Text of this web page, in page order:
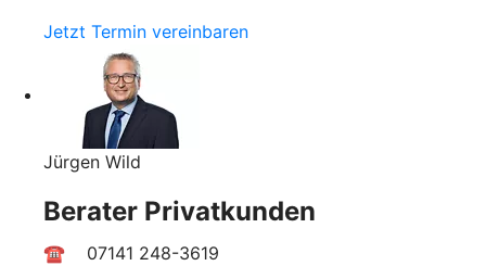
Jetzt Termin vereinbaren
Jürgen Wild
Berater Privatkunden
☎ 07141 248-3619